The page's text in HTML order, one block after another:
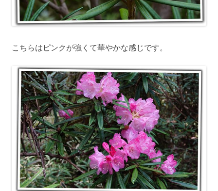
こちらはピンクが強くて華やかな感じです。